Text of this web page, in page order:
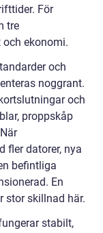
För
tre
ekonomi.
och
noggrant.
och
proppskåp
fler datorer, nya
befintliga
En
stor skillnad här.
stabilt,